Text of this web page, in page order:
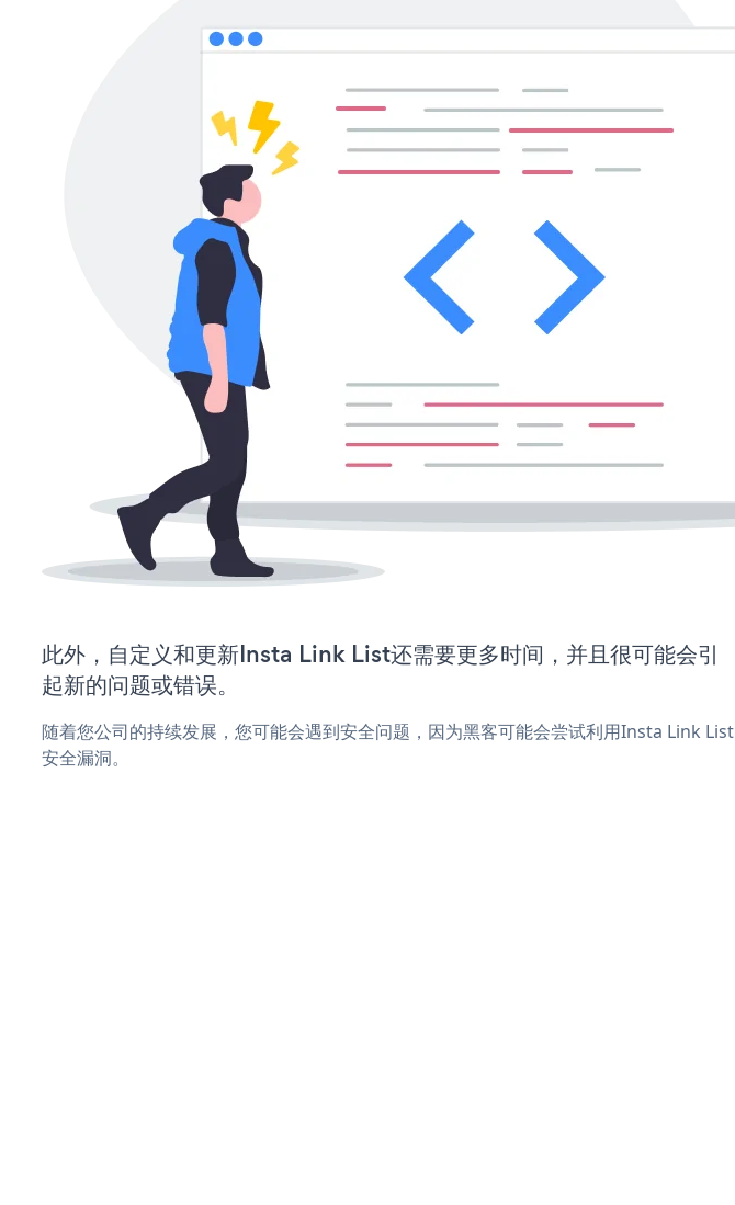
此外，自定义和更新Insta Link List还需要更多时间，并且很可能会引
起新的问题或错误。
随着您公司的持续发展，您可能会遇到安全问题，因为黑客可能会尝试利用Insta Link List
安全漏洞。